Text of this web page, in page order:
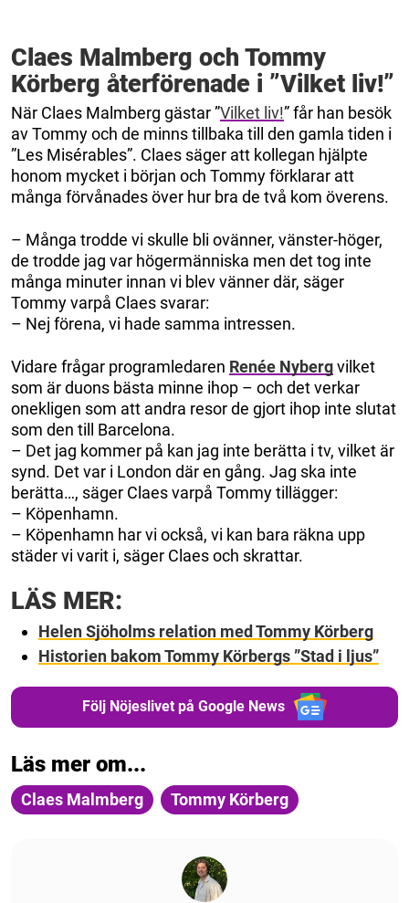
Claes Malmberg och Tommy
Körberg återförenade i ”Vilket liv!”
När Claes Malmberg gästar ”Vilket liv!” får han besök
av Tommy och de minns tillbaka till den gamla tiden i
”Les Misérables”. Claes säger att kollegan hjälpte
honom mycket i början och Tommy förklarar att
många förvånades över hur bra de två kom överens.
– Många trodde vi skulle bli ovänner, vänster-höger,
de trodde jag var högermänniska men det tog inte
många minuter innan vi blev vänner där, säger
Tommy varpå Claes svarar:
– Nej förena, vi hade samma intressen.
Vidare frågar programledaren Renée Nybergvilket
som är duons bästa minne ihop – och det verkar
onekligen som att andra resor de gjort ihop inte slutat
som den till Barcelona.
– Det jag kommer på kan jag inte berätta i tv, vilket är
synd. Det var i London där en gång. Jag ska inte
berätta…, säger Claes varpå Tommy tillägger:
– Köpenhamn.
– Köpenhamn har vi också, vi kan bara räkna upp
städer vi varit i, säger Claes och skrattar.
LÄS MER:
Helen Sjöholms relation med Tommy Körberg
Historien bakom Tommy Körbergs ”Stad i ljus”
Följ Nöjeslivet på Google News
Läs mer om...
Claes Malmberg Tommy Körberg